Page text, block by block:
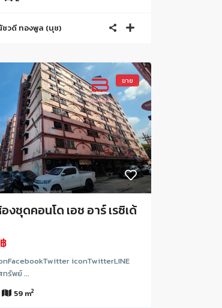
วดี ทองพูล (นุช)
ขาย
งชุดคอนโด เอช อาร์ เรซิเด้
iconTwitterLINE
รัพย์ ...
59 m2